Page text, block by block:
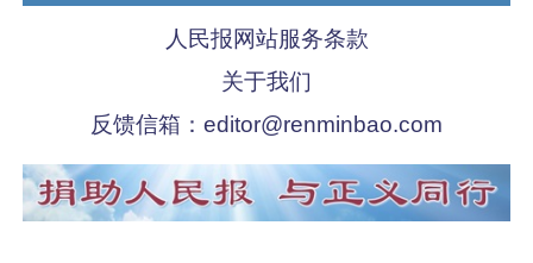
人民报网站服务条款
关于我们
反馈信箱： editor@renminbao.com